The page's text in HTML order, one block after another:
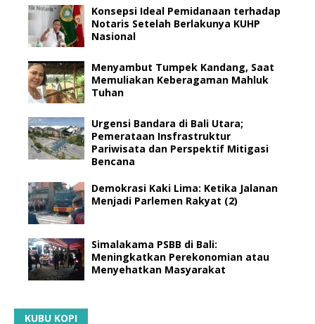
Konsepsi Ideal Pemidanaan terhadap
Notaris Setelah Berlakunya KUHP
Nasional
Menyambut Tumpek Kandang, Saat
Memuliakan Keberagaman Mahluk
Tuhan
Urgensi Bandara di Bali Utara;
Pemerataan Insfrastruktur
Pariwisata dan Perspektif Mitigasi
Bencana
Demokrasi Kaki Lima: Ketika Jalanan
Menjadi Parlemen Rakyat (2)
Simalakama PSBB di Bali:
Meningkatkan Perekonomian atau
Menyehatkan Masyarakat
KUBU KOPI